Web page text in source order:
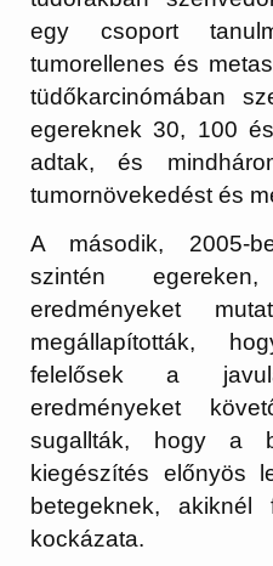
egy csoport
tumorellenes és
tüdőkarcinómában
egereknek 30, 100
adtak, és
tumornövekedést és
A második, 2005-
szintén
eredményeket
megállapították,
felelősek a
eredményeket
sugallták, hogy a
kiegészítés előnyös
betegeknek, akiknél
kockázata.